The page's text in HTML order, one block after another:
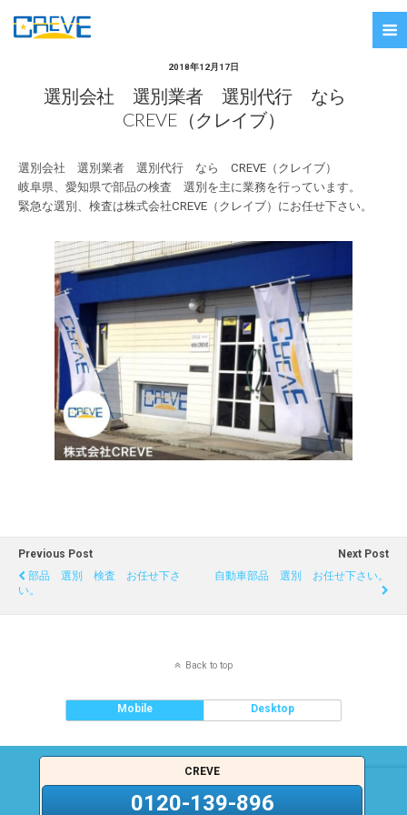
2018年12月17日
選別会社 選別業者 選別代行 なら
CREVE（クレイブ）
選別会社 選別業者 選別代行 なら CREVE（クレイブ）
岐阜県、愛知県で部品の検査 選別を主に業務を行っています。
緊急な選別、検査は株式会社CREVE（クレイブ）にお任せ下さい。
Previous Post
部品 選別 検査 お任せ下さ
い。
Next Post
自動車部品 選別 お任せ下さい。
Back to top
Mobile Desktop
CREVE
0120-139-896